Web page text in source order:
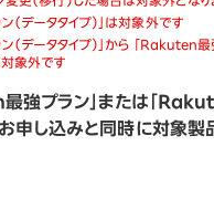
（データタイプ）」は対象外です
（データタイプ）」から 「Rakuten最
象外です
強プラン」または「
申し込みと同時に対象製